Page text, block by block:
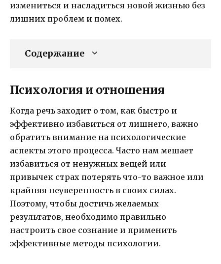
измениться и насладиться новой жизнью без
лишних проблем и помех.
Содержание
Психология и отношения
Когда речь заходит о том, как быстро и
эффективно избавиться от лишнего, важно
обратить внимание на психологические
аспекты этого процесса. Часто нам мешает
избавиться от ненужных вещей или
привычек страх потерять что-то важное или
крайняя неуверенность в своих силах.
Поэтому, чтобы достичь желаемых
результатов, необходимо правильно
настроить свое сознание и применить
эффективные методы психологии.